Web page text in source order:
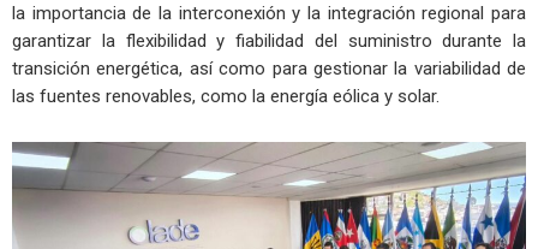
la importancia de la interconexión y la integración regional para
garantizar la flexibilidad y fiabilidad del suministro durante la
transición energética, así como para gestionar la variabilidad de
las fuentes renovables, como la energía eólica y solar.